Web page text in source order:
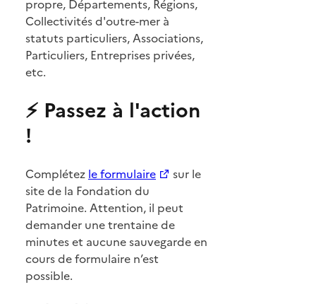
propre, Départements, Régions,
Collectivités d'outre-mer à
statuts particuliers, Associations,
Particuliers, Entreprises privées,
etc.
⚡ Passez à l'action
!
Complétez le formulaire
sur le
site de la Fondation du
Patrimoine. Attention, il peut
demander une trentaine de
minutes et aucune sauvegarde en
cours de formulaire n’est
possible.